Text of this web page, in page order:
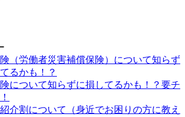
（労働者災害補償保険）について知らず
るかも！？
について知らずに損してるかも！？要チ
介割について（身近でお困りの方に教え